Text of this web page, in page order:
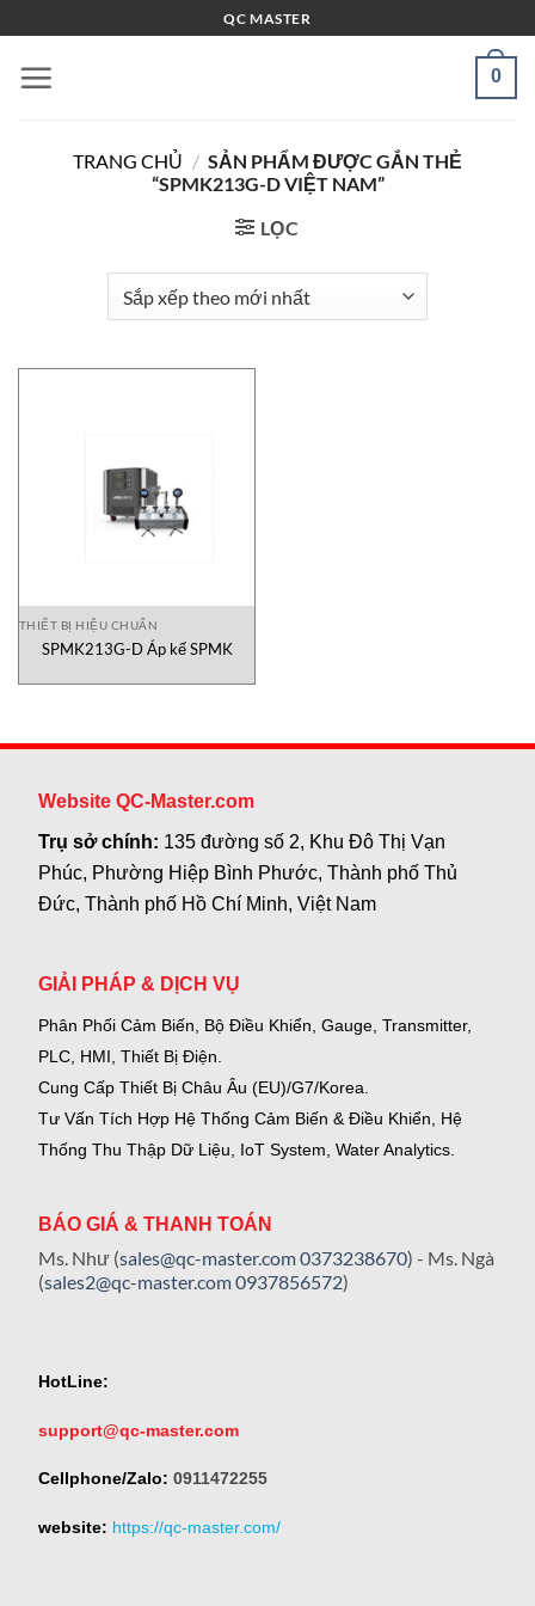
qua
nội
QC MASTER
0
TRANG CHỦ / SẢN PHẨM ĐƯỢC GẮN THẺ
“SPMK213G-D VIỆT NAM”
LỌC
THIẾT BỊ HIỆU CHUẨN
SPMK213G-D Áp kế SPMK
Website QC-Master.com
Trụ sở chính: 135 đường số 2, Khu Đô Thị Vạn
Phúc, Phường Hiệp Bình Phước, Thành phố Thủ
Đức, Thành phố Hồ Chí Minh, Việt Nam
GIẢI PHÁP & DỊCH VỤ
Phân Phối Cảm Biến, Bộ Điều Khiển, Gauge, Transmitter,
PLC, HMI, Thiết Bị Điện.
Cung Cấp Thiết Bị Châu Âu (EU)/G7/Korea.
Tư Vấn Tích Hợp Hệ Thống Cảm Biến & Điều Khiển, Hệ
Thống Thu Thập Dữ Liệu, IoT System, Water Analytics.
BÁO GIÁ & THANH TOÁN
Ms. Như (sales@qc-master.com0373238670) - Ms. Ngà
(sales2@qc-master.com0937856572)
HotLine:
support@qc-master.com
Cellphone/Zalo: 0911472255
website: https://qc-master.com/